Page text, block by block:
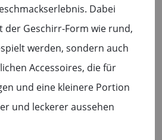
Dabei
der Geschirr-Form wie rund,
werden, sondern auch
Accessoires, die für
und eine kleinere Portion
und leckerer aussehen